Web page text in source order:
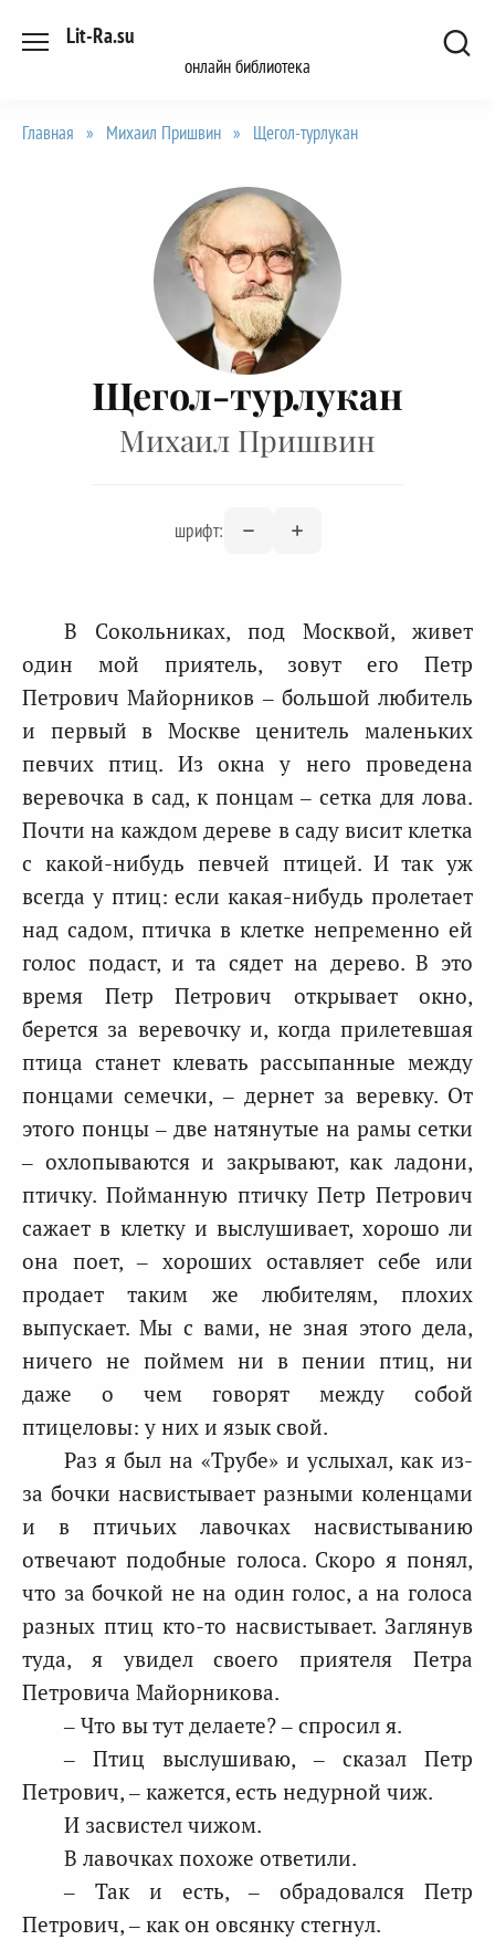
Lit-Ra.su
онлайн библиотека
Главная » Михаил Пришвин » Щегол-турлукан
Щегол-турлукан
Михаил Пришвин
шрифт:
В Сокольниках, под Москвой, живет
один мой приятель, зовут его Петр
Петрович Майорников – большой любитель
и первый в Москве ценитель маленьких
певчих птиц. Из окна у него проведена
веревочка в сад, к понцам – сетка для лова.
Почти на каждом дереве в саду висит клетка
с какой-нибудь певчей птицей. И так уж
всегда у птиц: если какая-нибудь пролетает
над садом, птичка в клетке непременно ей
голос подаст, и та сядет на дерево. В это
время Петр Петрович открывает окно,
берется за веревочку и, когда прилетевшая
птица станет клевать рассыпанные между
понцами семечки, – дернет за веревку. От
этого понцы – две натянутые на рамы сетки
– охлопываются и закрывают, как ладони,
птичку. Пойманную птичку Петр Петрович
сажает в клетку и выслушивает, хорошо ли
она поет, – хороших оставляет себе или
продает таким же любителям, плохих
выпускает. Мы с вами, не зная этого дела,
ничего не поймем ни в пении птиц, ни
даже о чем говорят между собой
птицеловы: у них и язык свой.
Раз я был на «Трубе» и услыхал, как из-
за бочки насвистывает разными коленцами
и в птичьих лавочках насвистыванию
отвечают подобные голоса. Скоро я понял,
что за бочкой не на один голос, а на голоса
разных птиц кто-то насвистывает. Заглянув
туда, я увидел своего приятеля Петра
Петровича Майорникова.
– Что вы тут делаете? – спросил я.
– Птиц выслушиваю, – сказал Петр
Петрович, – кажется, есть недурной чиж.
И засвистел чижом.
В лавочках похоже ответили.
– Так и есть, – обрадовался Петр
Петрович, – как он овсянку стегнул.